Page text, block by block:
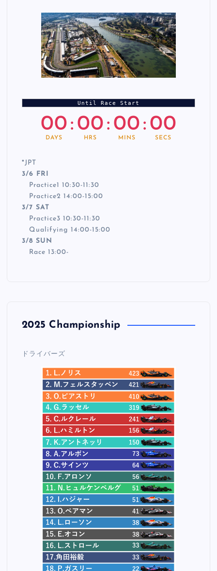
Until Race Start
00
DAYS
: 00
HRS
: 00
MINS
: 00
SECS
*JPT
3/6 FRI
Practice1 10:30-11:30
Practice2 14:00-15:00
3/7 SAT
Practice3 10:30-11:30
Qualifying 14:00-15:00
3/8 SUN
Race 13:00-
2025 Championship
ドライバーズ